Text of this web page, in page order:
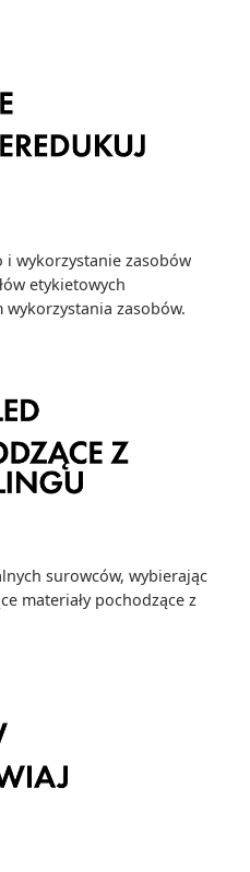
i wykorzystanie zasobów
etykietowych
zasobów.
surowców, wybierając
materiały pochodzące z